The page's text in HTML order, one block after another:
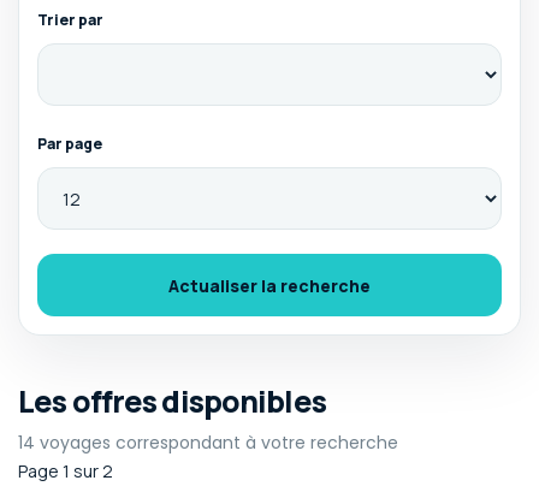
Trier par
Par page
Actualiser la recherche
Les offres disponibles
14 voyages correspondant à votre recherche
Page 1 sur 2